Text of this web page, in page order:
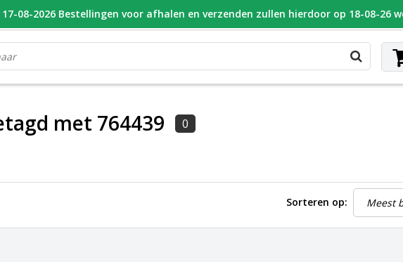
BESTELD, VANDAAG VERZONDEN GESPECIALISEERD PEUGEOT
met 764439 0
Sorteren op:
08-2026 Bestellingen voor afhalen en verzenden zullen hierdoor op 18-08-26